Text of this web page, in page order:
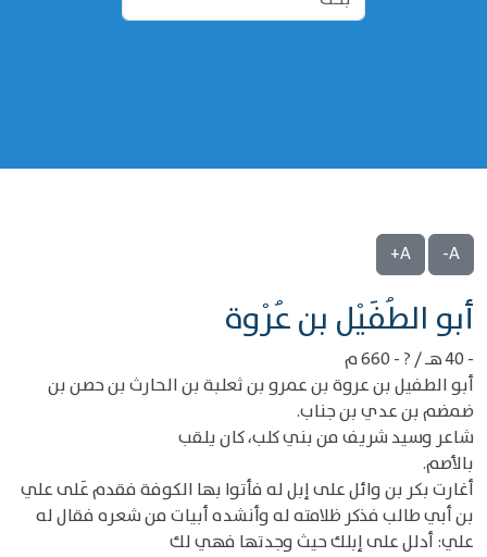
A-
A+
‌‌أبو الطُفَيْل بن عُرْوة
- 40 هـ / ? - 660 م
أبو الطفيل بن عروة بن عمرو بن ثعلبة بن الحارث بن حصن بن
ضمضم بن عدي بن جناب.
شاعر وسيد شريف من بني كلب، كان يلقب
بالأصم.
أغارت بكر بن وائل على إبل له فأتوا بها الكوفة فقدم عَلى علي
بن أبي طالب فذكر ظلامته له وأنشده أبيات من شعره فقال له
علي: أدلل على إبلك حيث وجدتها فهي لك